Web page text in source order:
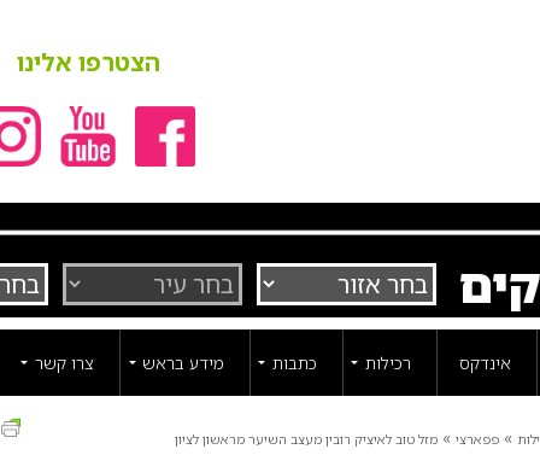
הצטרפו אלינו
אינדקס רכילות כתבות מידע בראש צרו קשר
» פפארצי » מזל טוב לאיציק רובין מעצב השיער מראשון לציון